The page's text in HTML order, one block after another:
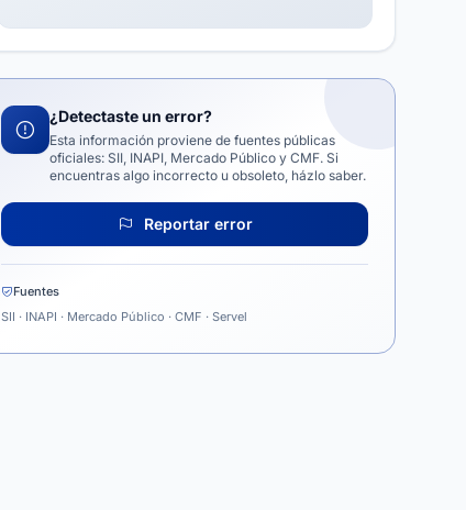
¿Detectaste un error?
Esta información proviene de fuentes públicas
oficiales: SII, INAPI, Mercado Público y CMF. Si
encuentras algo incorrecto u obsoleto, házlo saber.
Reportar error
Fuentes
SII · INAPI · Mercado Público · CMF · Servel